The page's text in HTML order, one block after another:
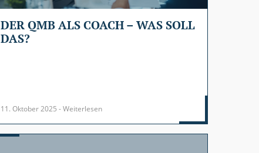
DER QMB ALS COACH – WAS SOLL
DAS?
11. Oktober 2025 - Weiterlesen